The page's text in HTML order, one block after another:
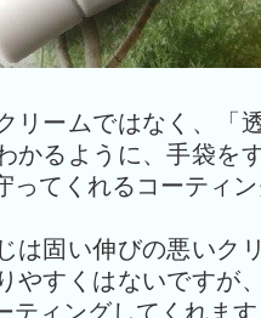
リームではなく、「
かるように、手袋を
ってくれるコーティ
は固い伸びの悪いク
やすくはないですが
ティングしてくれま